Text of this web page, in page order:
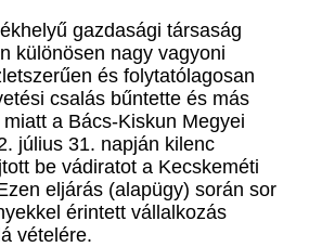
gazdasági társaság
különösen nagy vagyoni
és folytatólagosan
csalás bűntette és más
a Bács-Kiskun Megyei
július 31. napján kilenc
be vádiratot a Kecskeméti
eljárás (alapügy) során sor
érintett vállalkozás
vételére.